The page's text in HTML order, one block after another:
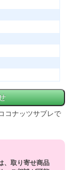
コナッツサブレで
、取り寄せ商品